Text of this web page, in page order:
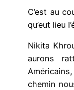
C’est au
qu’eut lieu
Nikita
aurons
chemin